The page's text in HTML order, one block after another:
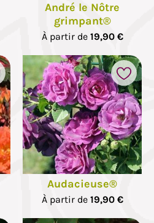
André le Nôtre
grimpant®
À partir de 19,90 €
Audacieuse®
À partir de 19,90 €